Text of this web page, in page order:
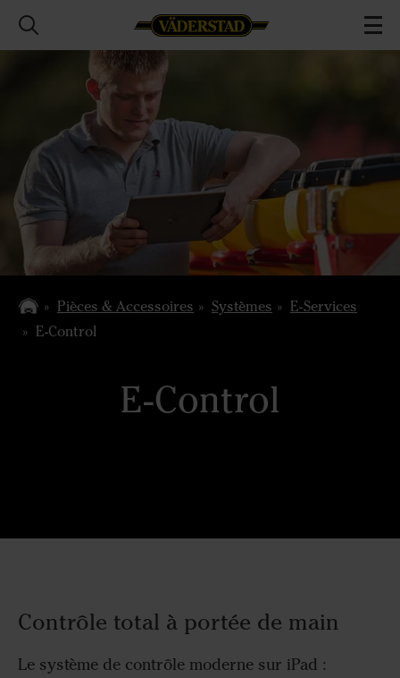
Pièces & Accessoires Systèmes
E-Services
E-Control
E-Control
Contrôle total à portée de main
Le système de contrôle moderne sur iPad :